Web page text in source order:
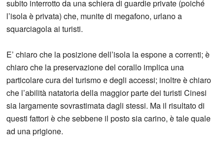
subito interrotto da una schiera di guardie private (poiché
l’isola è privata) che, munite di megafono, urlano a
squarciagola ai turisti.
E’ chiaro che la posizione dell’isola la espone a correnti; è
chiaro che la preservazione del corallo implica una
particolare cura del turismo e degli accessi; inoltre è chiaro
che l’abilità natatoria della maggior parte dei turisti Cinesi
sia largamente sovrastimata dagli stessi. Ma il risultato di
questi fattori è che sebbene il posto sia carino, è tale quale
ad una prigione.